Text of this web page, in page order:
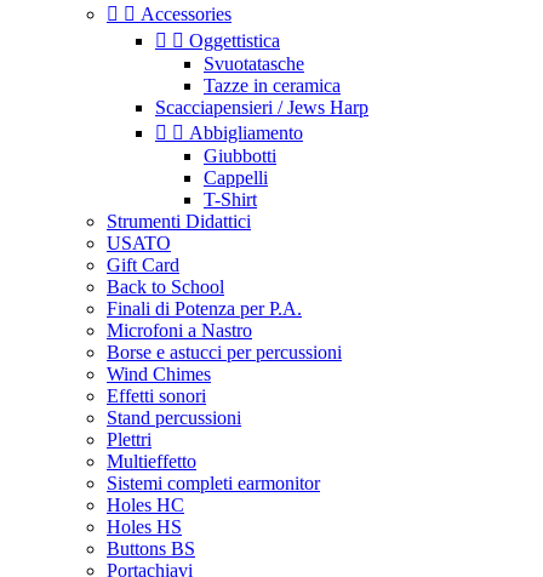
  Accessories
  Oggettistica
Svuotatasche
Tazze in ceramica
Scacciapensieri / Jews Harp
  Abbigliamento
Giubbotti
Cappelli
T-Shirt
Strumenti Didattici
USATO
Gift Card
Back to School
Finali di Potenza per P.A.
Microfoni a Nastro
Borse e astucci per percussioni
Wind Chimes
Effetti sonori
Stand percussioni
Plettri
Multieffetto
Sistemi completi earmonitor
Holes HC
Holes HS
Buttons BS
Portachiavi